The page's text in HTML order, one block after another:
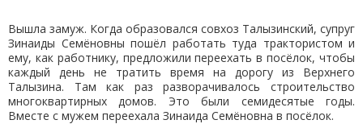
Вышла замуж. Когда образовался совхоз Талызинский, супруг
Зинаиды Семёновны пошёл работать туда трактористом и
ему, как работнику, предложили переехать в посёлок, чтобы
каждый день не тратить время на дорогу из Верхнего
Талызина. Там как раз разворачивалось строительство
многоквартирных домов. Это были семидесятые годы.
Вместе с мужем переехала Зинаида Семёновна в посёлок.